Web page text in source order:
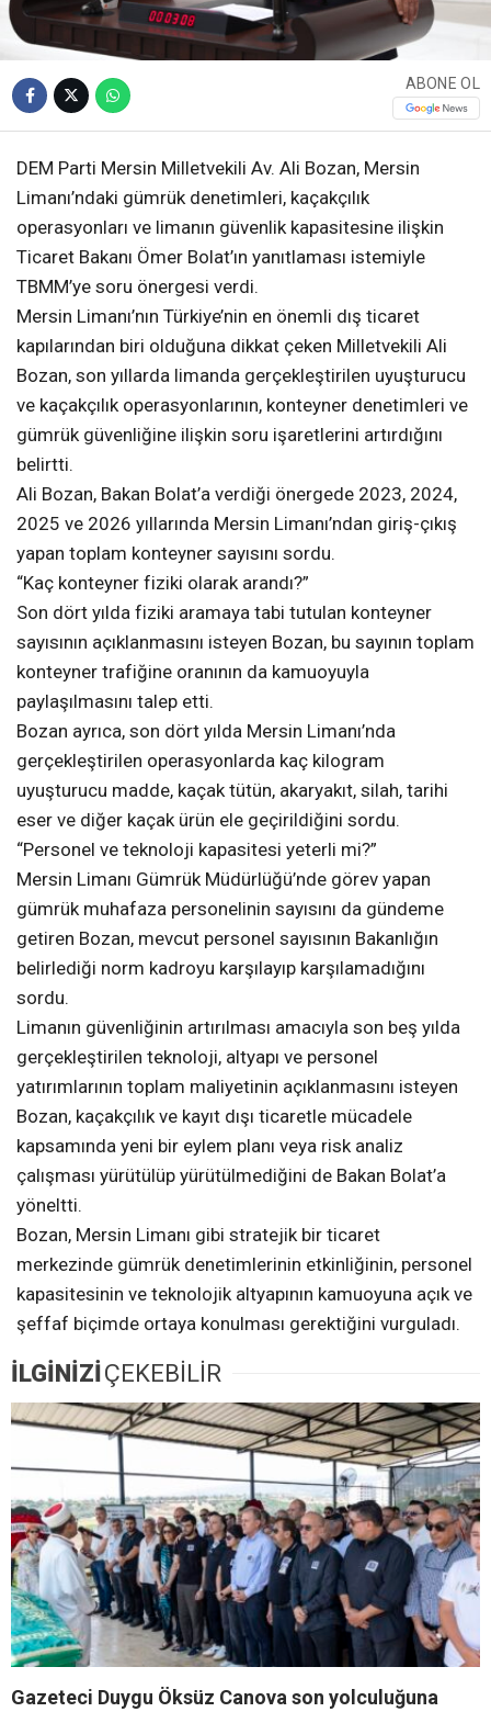
ABONE OL
DEM Parti Mersin Milletvekili Av. Ali Bozan, Mersin
Limanı’ndaki gümrük denetimleri, kaçakçılık
operasyonları ve limanın güvenlik kapasitesine ilişkin
Ticaret Bakanı Ömer Bolat’ın yanıtlaması istemiyle
TBMM’ye soru önergesi verdi.
Mersin Limanı’nın Türkiye’nin en önemli dış ticaret
kapılarından biri olduğuna dikkat çeken Milletvekili Ali
Bozan, son yıllarda limanda gerçekleştirilen uyuşturucu
ve kaçakçılık operasyonlarının, konteyner denetimleri ve
gümrük güvenliğine ilişkin soru işaretlerini artırdığını
belirtti.
Ali Bozan, Bakan Bolat’a verdiği önergede 2023, 2024,
2025 ve 2026 yıllarında Mersin Limanı’ndan giriş-çıkış
yapan toplam konteyner sayısını sordu.
“Kaç konteyner fiziki olarak arandı?”
Son dört yılda fiziki aramaya tabi tutulan konteyner
sayısının açıklanmasını isteyen Bozan, bu sayının toplam
konteyner trafiğine oranının da kamuoyuyla
paylaşılmasını talep etti.
Bozan ayrıca, son dört yılda Mersin Limanı’nda
gerçekleştirilen operasyonlarda kaç kilogram
uyuşturucu madde, kaçak tütün, akaryakıt, silah, tarihi
eser ve diğer kaçak ürün ele geçirildiğini sordu.
“Personel ve teknoloji kapasitesi yeterli mi?”
Mersin Limanı Gümrük Müdürlüğü’nde görev yapan
gümrük muhafaza personelinin sayısını da gündeme
getiren Bozan, mevcut personel sayısının Bakanlığın
belirlediği norm kadroyu karşılayıp karşılamadığını
sordu.
Limanın güvenliğinin artırılması amacıyla son beş yılda
gerçekleştirilen teknoloji, altyapı ve personel
yatırımlarının toplam maliyetinin açıklanmasını isteyen
Bozan, kaçakçılık ve kayıt dışı ticaretle mücadele
kapsamında yeni bir eylem planı veya risk analiz
çalışması yürütülüp yürütülmediğini de Bakan Bolat’a
yöneltti.
Bozan, Mersin Limanı gibi stratejik bir ticaret
merkezinde gümrük denetimlerinin etkinliğinin, personel
kapasitesinin ve teknolojik altyapının kamuoyuna açık ve
şeffaf biçimde ortaya konulması gerektiğini vurguladı.
İLGİNİZİ ÇEKEBİLİR
Gazeteci Duygu Öksüz Canova son yolculuğuna